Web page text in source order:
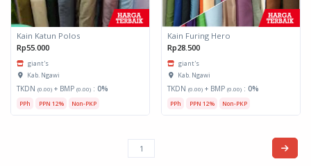
Kain Katun Polos
Rp55.000
giant's
Kab. Ngawi
TKDN (0.00) + BMP (0.00) : 0%
PPh PPN 12% Non-PKP
Kain Furing Hero
Rp28.500
giant's
Kab. Ngawi
TKDN (0.00) + BMP (0.00) : 0%
PPh PPN 12% Non-PKP